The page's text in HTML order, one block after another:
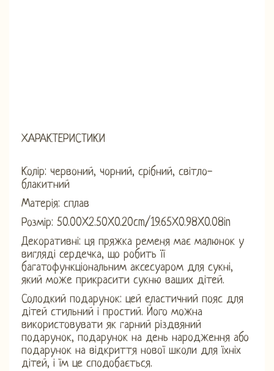
ХАРАКТЕРИСТИКИ
Колір: червоний, чорний, срібний, світло-
блакитний
Матерія: сплав
Розмір: 50.00X2.50X0.20cm/19.65X0.98X0.08in
Декоративні: ця пряжка ременя має малюнок у
вигляді сердечка, що робить її
багатофункціональним аксесуаром для сукні,
який може прикрасити сукню ваших дітей.
Солодкий подарунок: цей еластичний пояс для
дітей стильний і простий. Його можна
використовувати як гарний різдвяний
подарунок, подарунок на день народження або
подарунок на відкриття нової школи для їхніх
дітей, і їм це сподобається.